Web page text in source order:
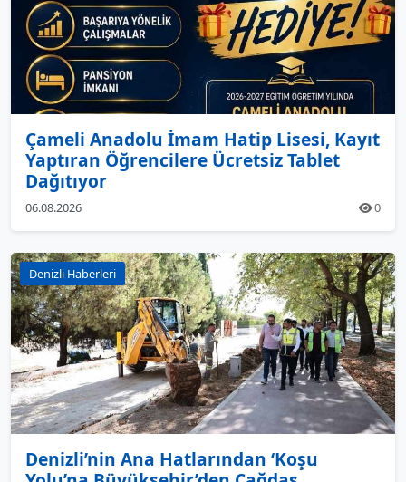
Çameli Anadolu İmam Hatip Lisesi, Kayıt
Yaptıran Öğrencilere Ücretsiz Tablet
Dağıtıyor
06.08.2026 0
Denizli Haberleri
Denizli’nin Ana Hatlarından ‘Koşu